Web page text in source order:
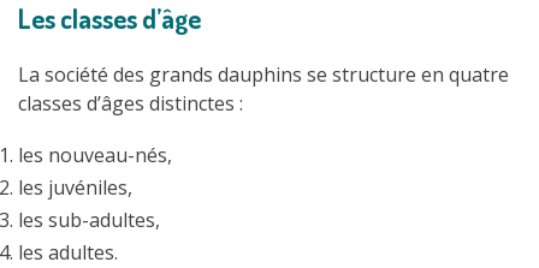
Les classes d’âge
La société des grands dauphins se structure en quatre
classes d’âges distinctes :
les nouveau-nés,
les juvéniles,
les sub-adultes,
les adultes.